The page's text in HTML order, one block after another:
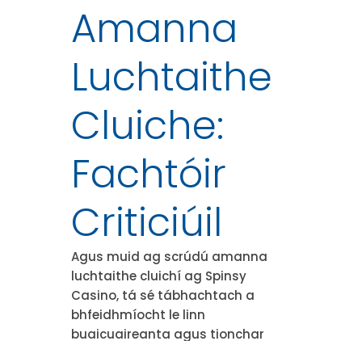
Amanna
Luchtaithe
Cluiche:
Fachtóir
Criticiúil
Agus muid ag scrúdú amanna
luchtaithe cluichí ag Spinsy
Casino, tá sé tábhachtach a
bhfeidhmíocht le linn
buaicuaireanta agus tionchar